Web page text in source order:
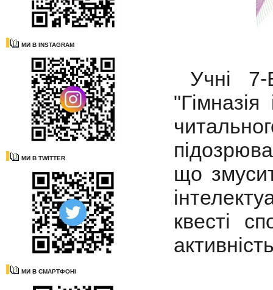
МИ В INSTAGRAM
МИ В TWITTER
МИ В СМАРТФОНІ
Учні
що
квесті